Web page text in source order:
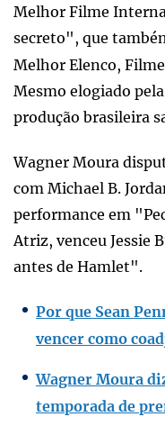
Melhor Filme
secreto", que
Melhor Elenco,
Mesmo elogiado
produção brasileira
Wagner Moura
com Michael B.
performance em
Atriz, venceu Jessie
antes de Hamlet".
Por que Sean
vencer como
Wagner Moura
temporada de